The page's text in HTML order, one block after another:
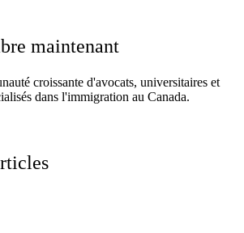
maintenant
croissante d'avocats, universitaires et
dans l'immigration au Canada.